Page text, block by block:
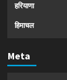
हरियाणा
हिमाचल
Meta